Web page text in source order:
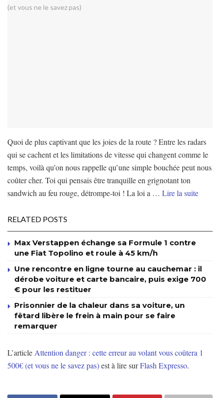
Quoi de plus captivant que les joies de la route ? Entre les radars
qui se cachent et les limitations de vitesse qui changent comme le
temps, voilà qu’on nous rappelle qu’une simple bouchée peut nous
coûter cher. Toi qui pensais être tranquille en grignotant ton
sandwich au feu rouge, détrompe-toi ! La loi a … Lire la suite
RELATED POSTS
Max Verstappen échange sa Formule 1 contre
une Fiat Topolino et roule à 45 km/h
Une rencontre en ligne tourne au cauchemar : il
dérobe voiture et carte bancaire, puis exige 700
€ pour les restituer
Prisonnier de la chaleur dans sa voiture, un
fêtard libère le frein à main pour se faire
remarquer
L’articleAttention danger : cette erreur au volant vous coûtera 1
500€ (et vous ne le savez pas)est à lire surFlash Expresso.